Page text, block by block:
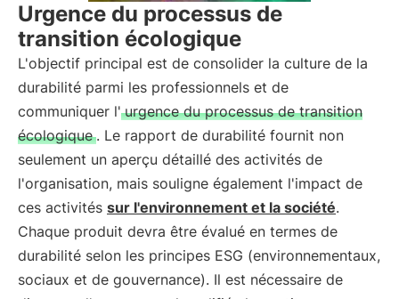
Urgence du processus de
transition écologique
L'objectif principal est de consolider la culture de la
durabilité parmi les professionnels et de
communiquer l' urgence du processus de transition
écologique . Le rapport de durabilité fournit non
seulement un aperçu détaillé des activités de
l'organisation, mais souligne également l'impact de
ces activités sur l'environnement et la société.
Chaque produit devra être évalué en termes de
durabilité selon les principes ESG (environnementaux,
sociaux et de gouvernance). Il est nécessaire de